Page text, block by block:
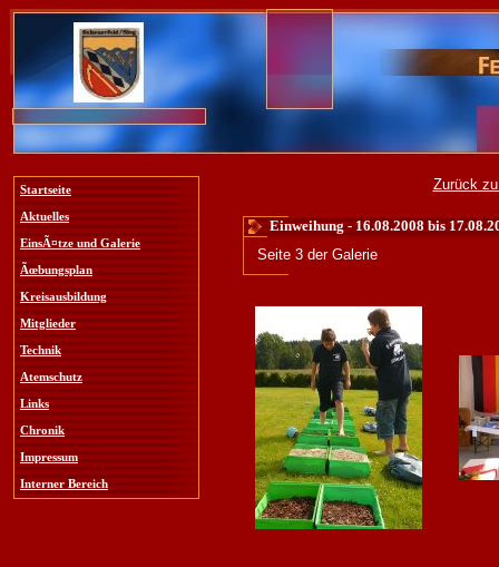
Startseite
Aktuelles
EinsÃ¤tze und Galerie
Ãœbungsplan
Kreisausbildung
Mitglieder
Technik
Atemschutz
Links
Chronik
Impressum
Interner Bereich
Zurück
Einweihung - 16.08.2008 bis
Seite 3 der Galerie